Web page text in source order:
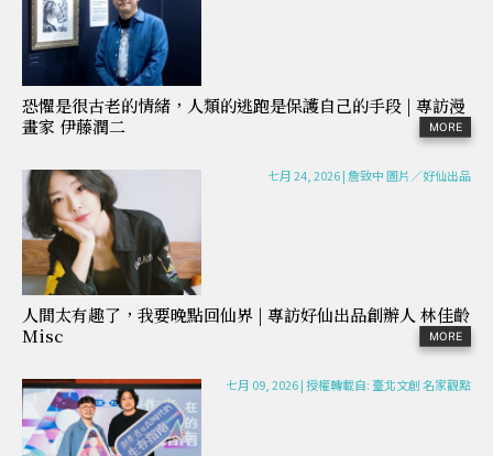
恐懼是很古老的情緒，人類的逃跑是保護自己的手段 | 專訪漫
畫家 伊藤潤二
七月 24, 2026|詹致中 圖片／好仙出品
人間太有趣了，我要晚點回仙界 | 專訪好仙出品創辦人 林佳齡
Misc
七月 09, 2026|授權轉載自: 臺北文創 名家觀點